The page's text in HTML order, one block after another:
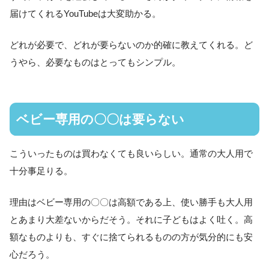
届けてくれるYouTubeは大変助かる。
どれが必要で、どれが要らないのか的確に教えてくれる。ど
うやら、必要なものはとってもシンプル。
ベビー専用の〇〇は要らない
こういったものは買わなくても良いらしい。通常の大人用で
十分事足りる。
理由はベビー専用の〇〇は高額である上、使い勝手も大人用
とあまり大差ないからだそう。それに子どもはよく吐く。高
額なものよりも、すぐに捨てられるものの方が気分的にも安
心だろう。